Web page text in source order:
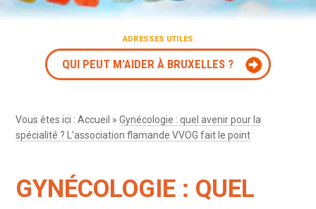
ADRESSES UTILES
QUI PEUT M'AIDER À BRUXELLES ?
Vous êtes ici :Accueil »Gynécologie : quel avenir pour la
spécialité ? L’association flamande VVOG fait le point
GYNÉCOLOGIE : QUEL